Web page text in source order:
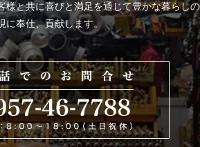
様と共に喜びと満足を通じて豊かな暮らしの
に奉仕、貢献します。